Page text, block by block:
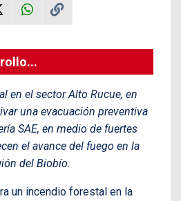
en el sector Alto Rucue, en
una evacuación preventiva
SAE, en medio de fuertes
el avance del fuego en la
del Biobío.
un incendio forestal en la